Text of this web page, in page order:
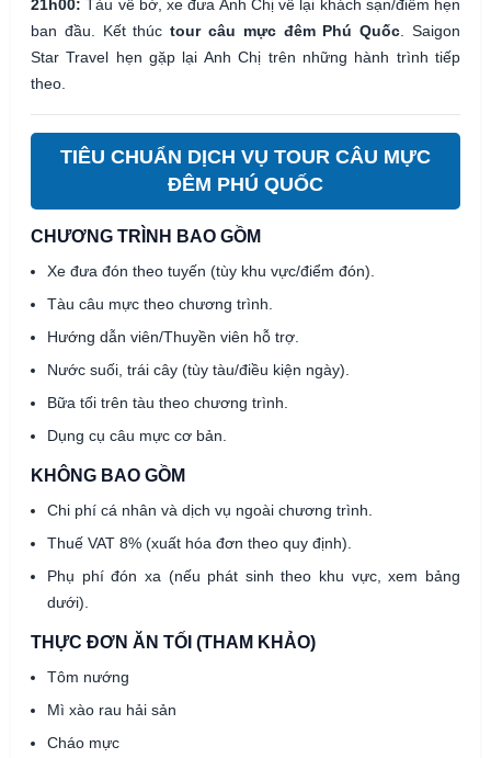
21h00: Tàu về bờ, xe đưa Anh Chị về lại khách sạn/điểm hẹn
ban đầu. Kết thúctour câu mực đêm Phú Quốc . Saigon
Star Travel hẹn gặp lại Anh Chị trên những hành trình tiếp
theo.
TIÊU CHUẨN DỊCH VỤ TOUR CÂU MỰC
ĐÊM PHÚ QUỐC
CHƯƠNG TRÌNH BAO GỒM
Xe đưa đón theo tuyến (tùy khu vực/điểm đón).
Tàu câu mực theo chương trình.
Hướng dẫn viên/Thuyền viên hỗ trợ.
Nước suối, trái cây (tùy tàu/điều kiện ngày).
Bữa tối trên tàu theo chương trình.
Dụng cụ câu mực cơ bản.
KHÔNG BAO GỒM
Chi phí cá nhân và dịch vụ ngoài chương trình.
Thuế VAT 8% (xuất hóa đơn theo quy định).
Phụ phí đón xa (nếu phát sinh theo khu vực, xem bảng
dưới).
THỰC ĐƠN ĂN TỐI (THAM KHẢO)
Tôm nướng
Mì xào rau hải sản
Cháo mực